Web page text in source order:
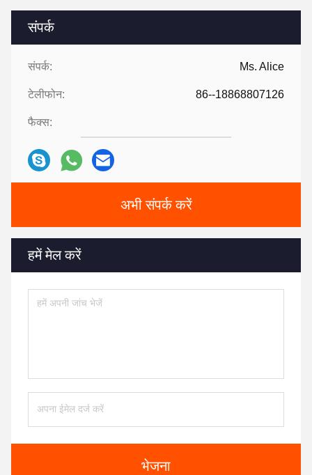
संपर्क
संपर्क: Ms. Alice
टेलीफोन: 86--18868807126
फैक्स:
अभी संपर्क करें
हमें मेल करें
भेजना